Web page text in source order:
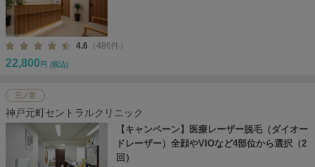
4.6 （486件）
22,800 円 (税込)
三ノ宮
神戸元町セントラルクリニック
【キャンペーン】医療レーザー脱毛（ダイオー
ドレーザー）全顔やVIOなど4部位から選択（2
回）